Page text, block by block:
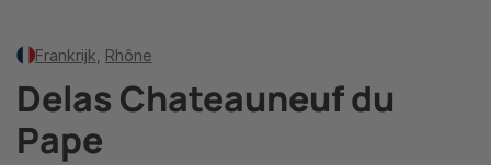
Frankrijk Rhône
Delas Chateauneuf du
Pape